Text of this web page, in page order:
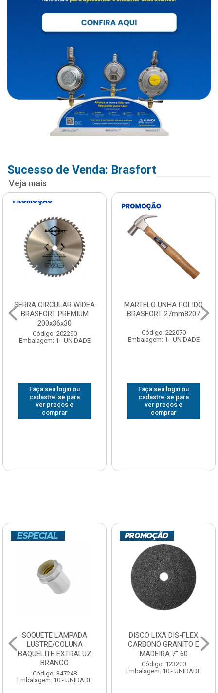
Sucesso de Venda: Brasfort
Veja mais
SERRA CIRCULAR WIDEA
BRASFORT PREMIUM
200x36x30
Código: 202290
Embalagem: 1 - UNIDADE
Faça seu login ou
cadastre-se para
ver preços e
comprar
MARTELO UNHA POLIDO
BRASFORT 27mm8207
Código: 222070
Embalagem: 1 - UNIDADE
Faça seu login ou
cadastre-se para
ver preços e
comprar
SOQUETE LAMPADA
LUSTRE/COLUNA
BAQUELITE EXTRALUZ
BRANCO
Código: 347248
Embalagem: 10 - UNIDADE
DISCO LIXA DIS-FLEX
CARBONO GRANITO E
MADEIRA 7” 60
Código: 123200
Embalagem: 10 - UNIDADE